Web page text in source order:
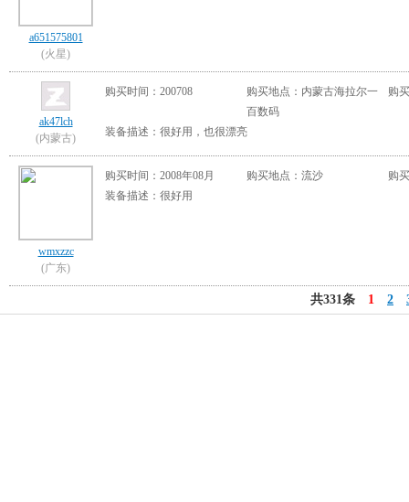
a651575801
(火星)
ak47lch
(内蒙古)
购买时间：200708
购买地点：内蒙古海拉尔一
百数码
购
装备描述：很好用，也很漂亮
wmxzzc
(广东)
购买时间：2008年08月 购买地点：流沙
购
装备描述：很好用
共331条 1 2